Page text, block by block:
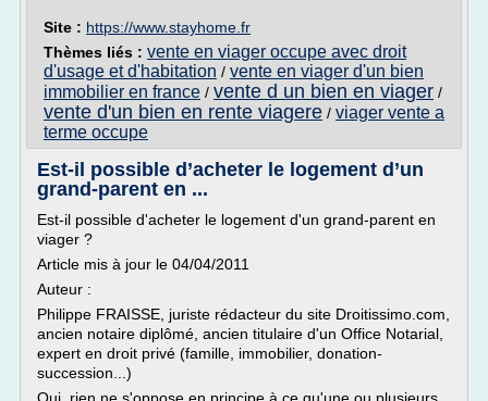
Site : https://www.stayhome.fr
Thèmes liés : vente en viager occupe avec droit
d'usage et d'habitation / vente en viager d'un bien
immobilier en france / vente d un bien en viager /
vente d'un bien en rente viagere / viager vente a
terme occupe
Est-il possible d’acheter le logement d’un
grand-parent en ...
Est-il possible d'acheter le logement d'un grand-parent en
viager ?
Article mis à jour le 04/04/2011
Auteur :
Philippe FRAISSE, juriste rédacteur du site Droitissimo.com,
ancien notaire diplômé, ancien titulaire d'un Office Notarial,
expert en droit privé (famille, immobilier, donation-
succession...)